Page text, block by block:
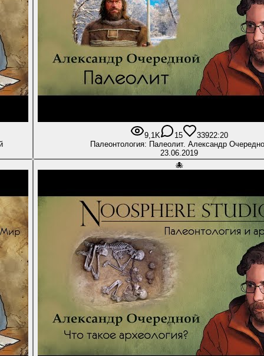
9,1K 15 33922:20
Палеонтология: Палеолит. Александр
23.06.2019
🐙